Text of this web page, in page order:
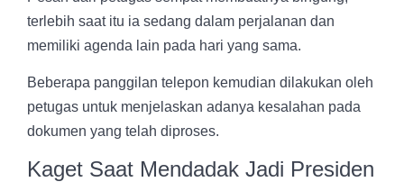
terlebih saat itu ia sedang dalam perjalanan dan
memiliki agenda lain pada hari yang sama.
Beberapa panggilan telepon kemudian dilakukan oleh
petugas untuk menjelaskan adanya kesalahan pada
dokumen yang telah diproses.
Kaget Saat Mendadak Jadi Presiden